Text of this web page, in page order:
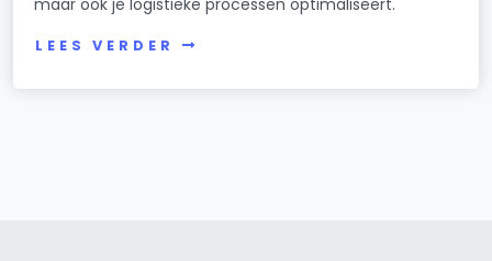
LEES VERDER